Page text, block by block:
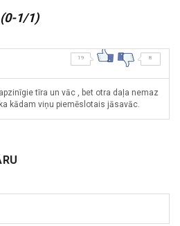
(0-1/1)
19 8
tīra un vāc , bet otra daļa nemaz
kādam viņu piemēslotais jāsavāc.